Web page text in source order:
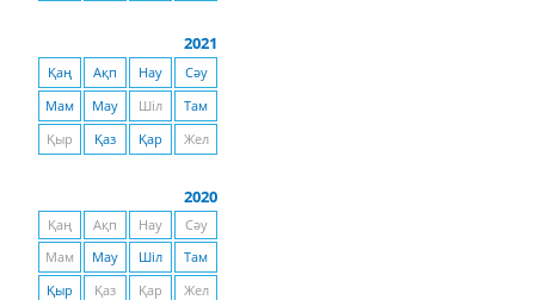
2021
Қаң Ақп Нау
Сәу
Мам
Мау Шіл
Там
Қыр
Қаз Қар Жел
2020
Қаң Ақп Нау
Сәу
Мам
Мау Шіл
Там
Қыр
Қаз Қар Жел